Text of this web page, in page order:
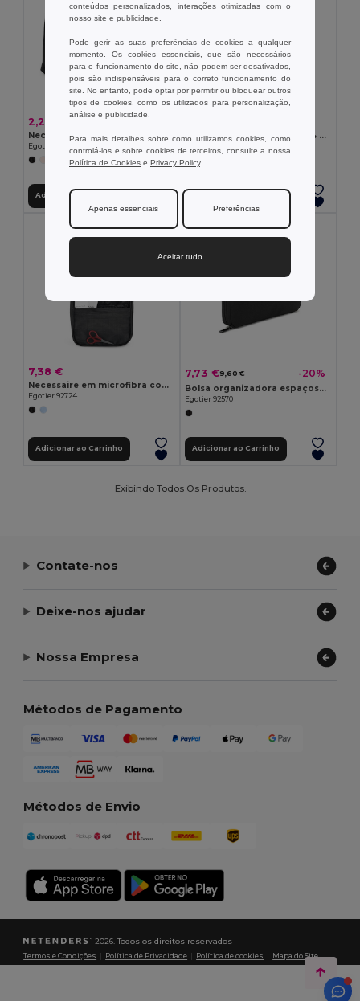
2,20 €
Necessaire em microfibra e rede
Egotier 92717
+2 CORES
Adicionar ao Carrinho
Bolsa para cosméticos 100% algodão (340 g/m²) bicolor
7,38 €
Necessaire em microfibra com vários bolsos
Egotier 92724
Adicionar ao Carrinho
7,73 €9,60 € -20%
Bolsa organizadora espaçosa para acessórios tecnológicos em sarja com revestimento repelente à água e poliéster reciclado 600D
Egotier 92570
Adicionar ao Carrinho
Exibindo Todos Os Produtos.
Contate-nos
Deixe-nos ajudar
Nossa Empresa
Métodos de Pagamento
Métodos de Envio
2026. Todos os direitos reservados
Termos e Condições Política de Privacidade Política de cookies Mapa do Site
conteúdos personalizados, interações otimizadas com o
nosso site e publicidade.
Pode gerir as suas preferências de cookies a qualquer
momento. Os cookies essenciais, que são necessários
para o funcionamento do site, não podem ser desativados,
pois são indispensáveis para o correto funcionamento do
site. No entanto, pode optar por permitir ou bloquear outros
tipos de cookies, como os utilizados para personalização,
análise e publicidade.
Para mais detalhes sobre como utilizamos cookies, como
controlá-los e sobre cookies de terceiros, consulte a nossa
Política de Cookies e Privacy Policy.
Apenas essenciais Preferências
Aceitar tudo